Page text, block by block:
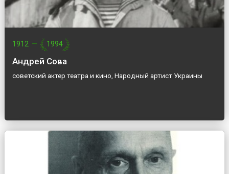
1912 — 1994
Андрей Сова
советский актер театра и кино, Народный артист Украины